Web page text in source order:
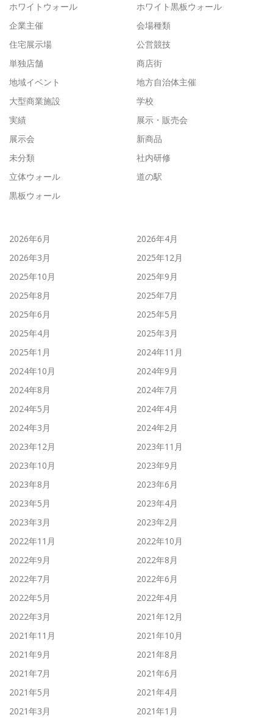
ホワイトウォール
ホワイト黒板ウォール
企業主催
会場種類
住宅展示場
公営競技
単独店舗
商店街
地域イベント
地方自治体主催
大型商業施設
学校
実績
展示・販売会
展示会
新商品
未分類
社内研修
立体ウォール
道の駅
黒板ウォール
2026年6月
2026年4月
2026年3月
2025年12月
2025年10月
2025年9月
2025年8月
2025年7月
2025年6月
2025年5月
2025年4月
2025年3月
2025年1月
2024年11月
2024年10月
2024年9月
2024年8月
2024年7月
2024年5月
2024年4月
2024年3月
2024年2月
2023年12月
2023年11月
2023年10月
2023年9月
2023年8月
2023年6月
2023年5月
2023年4月
2023年3月
2023年2月
2022年11月
2022年10月
2022年9月
2022年8月
2022年7月
2022年6月
2022年5月
2022年4月
2022年3月
2021年12月
2021年11月
2021年10月
2021年9月
2021年8月
2021年7月
2021年6月
2021年5月
2021年4月
2021年3月
2021年1月